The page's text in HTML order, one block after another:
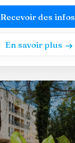
Recevoir des infos
En savoir plus